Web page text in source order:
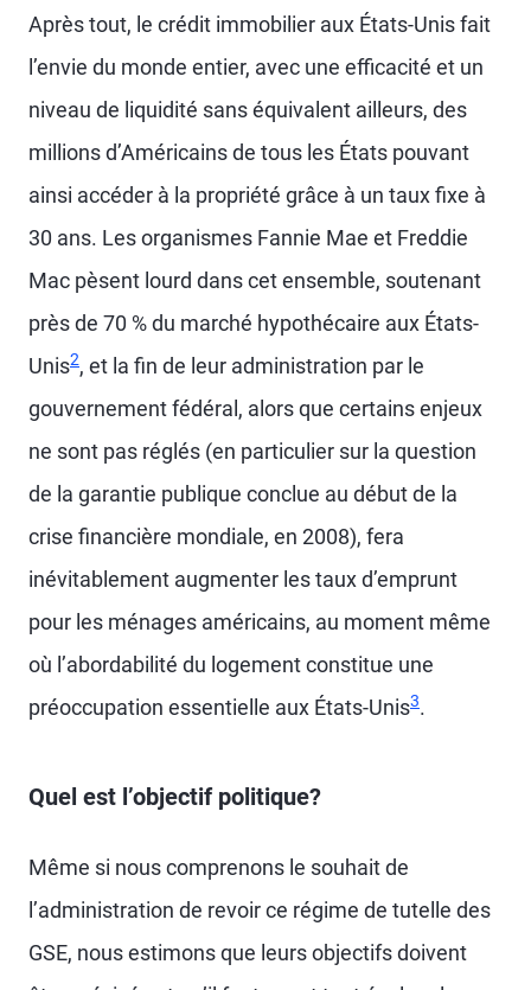
Après tout, le crédit immobilier aux États-Unis fait
l’envie du monde entier, avec une efficacité et un
niveau de liquidité sans équivalent ailleurs, des
millions d’Américains de tous les États pouvant
ainsi accéder à la propriété grâce à un taux fixe à
30 ans. Les organismes Fannie Mae et Freddie
Mac pèsent lourd dans cet ensemble, soutenant
près de 70 % du marché hypothécaire aux États-
Unis2, et la fin de leur administration par le
gouvernement fédéral, alors que certains enjeux
ne sont pas réglés (en particulier sur la question
de la garantie publique conclue au début de la
crise financière mondiale, en 2008), fera
inévitablement augmenter les taux d’emprunt
pour les ménages américains, au moment même
où l’abordabilité du logement constitue une
préoccupation essentielle aux États-Unis3.
Quel est l’objectif politique?
Même si nous comprenons le souhait de
l’administration de revoir ce régime de tutelle des
GSE, nous estimons que leurs objectifs doivent